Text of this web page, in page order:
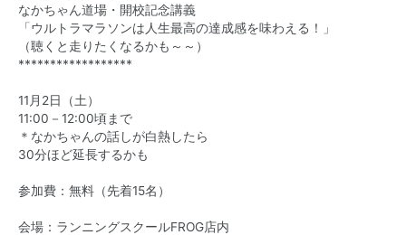
なかちゃん道場・開校記念講義
「ウルトラマラソンは人生最高の達成感を味わえる！」
（聴くと走りたくなるかも～～）
******************
11月2日（土）
11:00－12:00頃まで
＊なかちゃんの話しが白熱したら
30分ほど延長するかも
参加費：無料（先着15名）
会場：ランニングスクールFROG店内